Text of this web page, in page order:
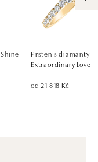
Prsten s diamanty
Extraordinary Love
od 21 818 Kč